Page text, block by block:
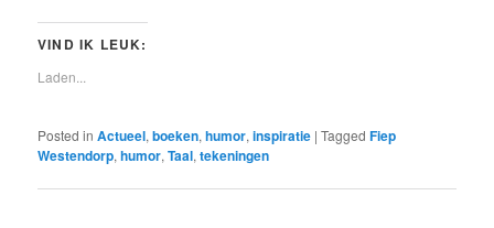
VIND IK LEUK:
Laden...
Posted in Actueel,boeken,humor,inspiratie |Tagged Fiep
Westendorp,humor,Taal,tekeningen